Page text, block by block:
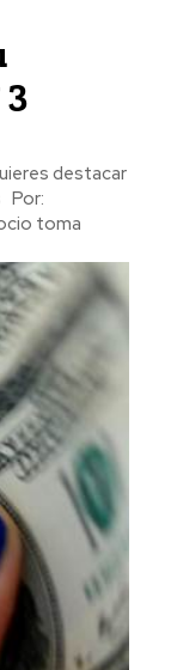
destacar